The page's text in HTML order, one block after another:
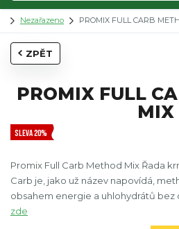
Nezařazeno PROMIX FULL CARB
ZPĚT
PROMIX FULL
MIX
SLEVA 20%
Promix Full Carb Method Mix Řada
Carb je, jako už název napovídá,
obsahem energie a uhlohydrátů bez
zde